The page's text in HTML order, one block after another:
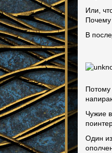
Или,
Почему
В
Потому
Чужие
Один